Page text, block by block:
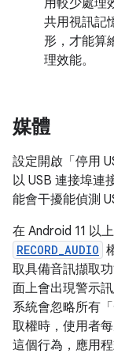
共用視訊記
形，才能算
理效能。
媒體
設定開啟「停用
以 USB 連接埠連
能會干擾能偵測
在 Android 11 以
RECORD_AUDIO
取具備音訊擷取
面上會出現警示
系統會忽略所有
取權時，使用者
這個行為，應用